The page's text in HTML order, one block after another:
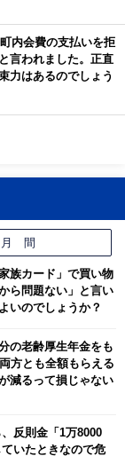
内会費の支払いを拒
言われました。正直
力はあるのでしょう
月 間
族カード」で買い物
ら問題ない」と言い
いのでしょうか？
の老齢厚生年金をも
方とも全額もらえる
減るって損じゃない
反則金「1万8000
いたときなので危